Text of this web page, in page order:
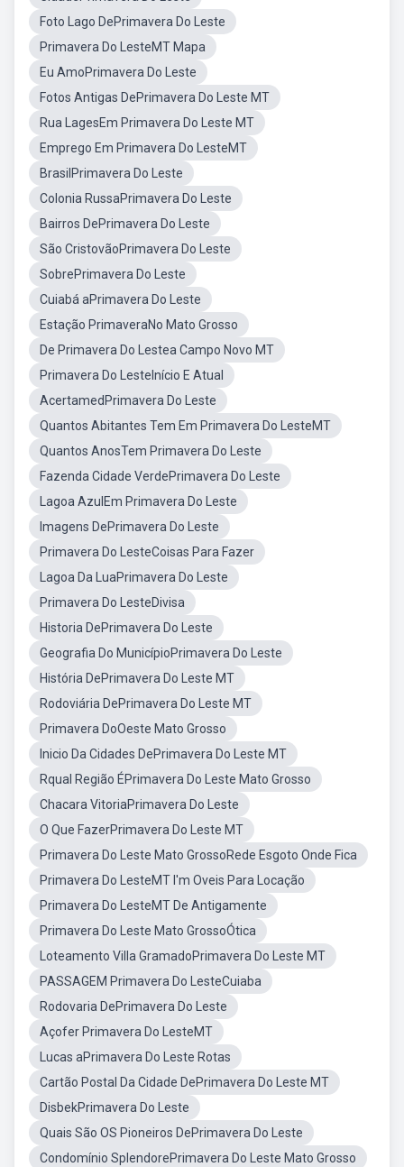
Foto Lago DePrimavera Do Leste
Primavera Do LesteMT Mapa
Eu AmoPrimavera Do Leste
Fotos Antigas DePrimavera Do Leste MT
Rua LagesEm Primavera Do Leste MT
Emprego Em Primavera Do LesteMT
BrasilPrimavera Do Leste
Colonia RussaPrimavera Do Leste
Bairros DePrimavera Do Leste
São CristovãoPrimavera Do Leste
SobrePrimavera Do Leste
Cuiabá aPrimavera Do Leste
Estação PrimaveraNo Mato Grosso
De Primavera Do Lestea Campo Novo MT
Primavera Do LesteInício E Atual
AcertamedPrimavera Do Leste
Quantos Abitantes Tem Em Primavera Do LesteMT
Quantos AnosTem Primavera Do Leste
Fazenda Cidade VerdePrimavera Do Leste
Lagoa AzulEm Primavera Do Leste
Imagens DePrimavera Do Leste
Primavera Do LesteCoisas Para Fazer
Lagoa Da LuaPrimavera Do Leste
Primavera Do LesteDivisa
Historia DePrimavera Do Leste
Geografia Do MunicípioPrimavera Do Leste
História DePrimavera Do Leste MT
Rodoviária DePrimavera Do Leste MT
Primavera DoOeste Mato Grosso
Inicio Da Cidades DePrimavera Do Leste MT
Rqual Região ÉPrimavera Do Leste Mato Grosso
Chacara VitoriaPrimavera Do Leste
O Que FazerPrimavera Do Leste MT
Primavera Do Leste Mato GrossoRede Esgoto Onde Fica
Primavera Do LesteMT I'm Oveis Para Locação
Primavera Do LesteMT De Antigamente
Primavera Do Leste Mato GrossoÓtica
Loteamento Villa GramadoPrimavera Do Leste MT
PASSAGEM Primavera Do LesteCuiaba
Rodovaria DePrimavera Do Leste
Açofer Primavera Do LesteMT
Lucas aPrimavera Do Leste Rotas
Cartão Postal Da Cidade DePrimavera Do Leste MT
DisbekPrimavera Do Leste
Quais São OS Pioneiros DePrimavera Do Leste
Condomínio SplendorePrimavera Do Leste Mato Grosso